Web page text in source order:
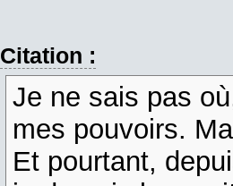
Citation :
Je ne sais pas
mes pouvoirs.
Et pourtant,